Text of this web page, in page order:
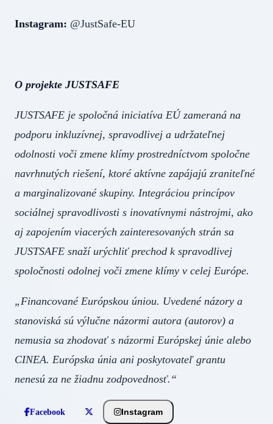
Instagram: @JustSafe-EU
O projekte JUSTSAFE
JUSTSAFE je spoločná iniciatíva EÚ zameraná na
podporu inkluzívnej, spravodlivej a udržateľnej
odolnosti voči zmene klímy prostredníctvom spoločne
navrhnutých riešení, ktoré aktívne zapájajú zraniteľné
a marginalizované skupiny. Integráciou princípov
sociálnej spravodlivosti s inovatívnymi nástrojmi, ako
aj zapojením viacerých zainteresovaných strán sa
JUSTSAFE snaží urýchliť prechod k spravodlivej
spoločnosti odolnej voči zmene klímy v celej Európe.
„Financované Európskou úniou. Uvedené názory a
stanoviská sú výlučne názormi autora (autorov) a
nemusia sa zhodovať s názormi Európskej únie alebo
CINEA. Európska únia ani poskytovateľ grantu
nenesú za ne žiadnu zodpovednosť.“
Facebook Instagram